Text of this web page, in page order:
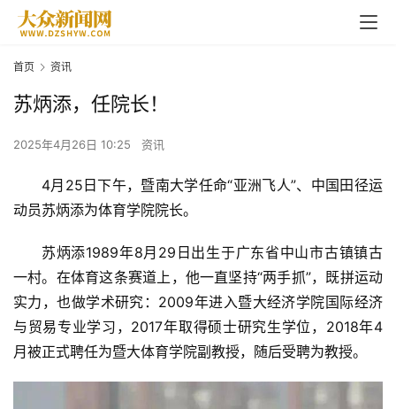
首页 资讯
苏炳添，任院长！
2025年4月26日 10:25 资讯
4月25日下午，暨南大学任命“亚洲飞人”、中国田径运
动员苏炳添为体育学院院长。
苏炳添1989年8月29日出生于广东省中山市古镇镇古
一村。在体育这条赛道上，他一直坚持“两手抓”，既拼运动
实力，也做学术研究：2009年进入暨大经济学院国际经济
与贸易专业学习，2017年取得硕士研究生学位，2018年4
月被正式聘任为暨大体育学院副教授，随后受聘为教授。